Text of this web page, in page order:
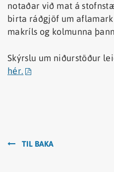
notaðar við mat á
birta ráðgjöf um
makríls og kolmunna
Skýrslu um niðurstöður
hér.
TIL BAKA